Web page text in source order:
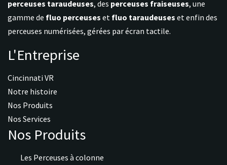
perceuses taraudeuses, des perceuses fraiseuses, une
gamme de fluo perceuses et fluo taraudeuses et enfin des
perceuses numérisées, gérées par écran tactile.
L'Entreprise
Cincinnati VR
Notre histoire
Nos Produits
Nos Services
Nos Produits
Les Perceuses à colonne